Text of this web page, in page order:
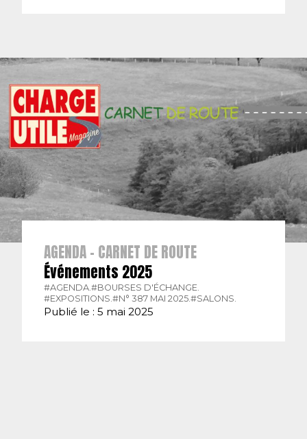
AGENDA - CARNET DE ROUTE
Événements 2025
#AGENDA. #BOURSES D'ÉCHANGE.
#EXPOSITIONS. #N° 387 MAI 2025. #SALONS.
Publié le : 5 mai 2025